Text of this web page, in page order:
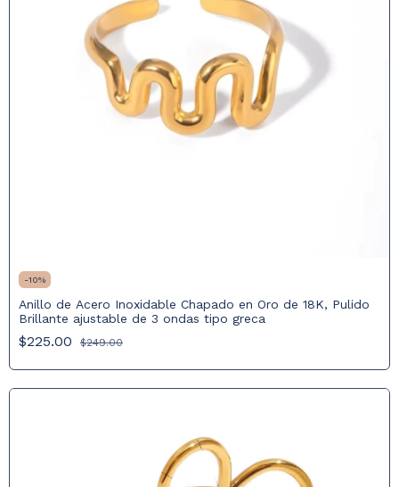
-10%
Anillo de Acero Inoxidable Chapado en Oro de 18K, Pulido
Brillante ajustable de 3 ondas tipo greca
$225.00 $249.00